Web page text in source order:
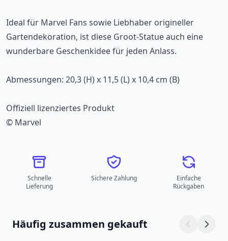
Ideal für Marvel Fans sowie Liebhaber origineller
Gartendekoration, ist diese Groot-Statue auch eine
wunderbare Geschenkidee für jeden Anlass.
Abmessungen: 20,3 (H) x 11,5 (L) x 10,4 cm (B)
Offiziell lizenziertes Produkt
© Marvel
Schnelle
Lieferung
Sichere Zahlung
Einfache
Rückgaben
Häufig zusammen gekauft